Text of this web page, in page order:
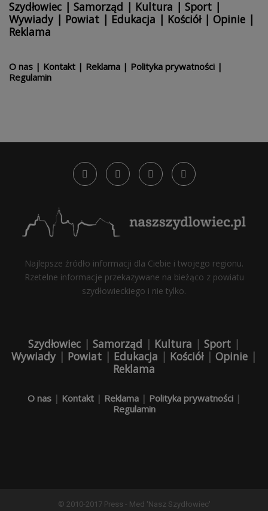
Szydłowiec | Samorząd | Kultura | Sport |
Wywiady| Powiat | Edukacja | Kościół| Opinie |
Reklama
O nas | Kontakt | Reklama | Polityka prywatności |
Regulamin
Najlepsze źródło informacji dla Ciebie i twojego regionu.
Rzetelne informacje przekazywane na bieżąco z powiatu
szydłowieckiego i nie tylko.
Szydłowiec | Samorząd | Kultura | Sport |
Wywiady| Powiat | Edukacja | Kościół| Opinie |
Reklama
O nas| Kontakt| Reklama| Polityka prywatności|
Regulamin
© 2010-2017 Press - Med 'Nasz Szydłowiec'